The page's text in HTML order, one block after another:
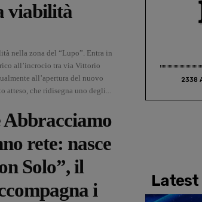
viabilità
nella zona del “Lupo”. Entra in
all’incrocio tra via Vittorio
all’apertura del nuovo
atteso, che ridisegna uno degli...
rete: nasce
Solo”, il
i
2338
Latest